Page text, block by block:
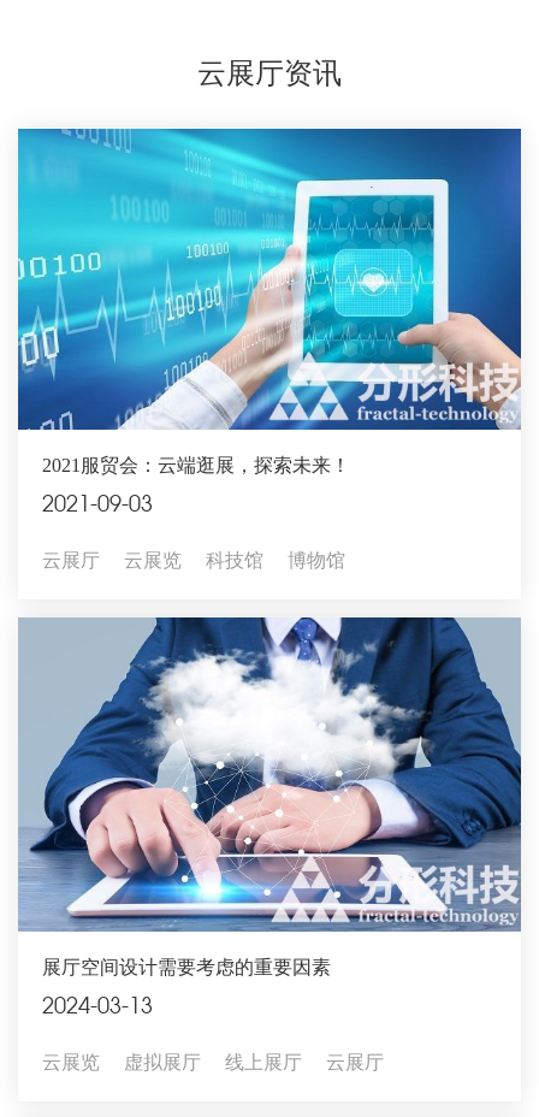
云展厅资讯
2021服贸会：云端逛展，探索未来！
2021-09-03
云展厅 云展览 科技馆 博物馆
展厅空间设计需要考虑的重要因素
2024-03-13
云展览 虚拟展厅 线上展厅 云展厅